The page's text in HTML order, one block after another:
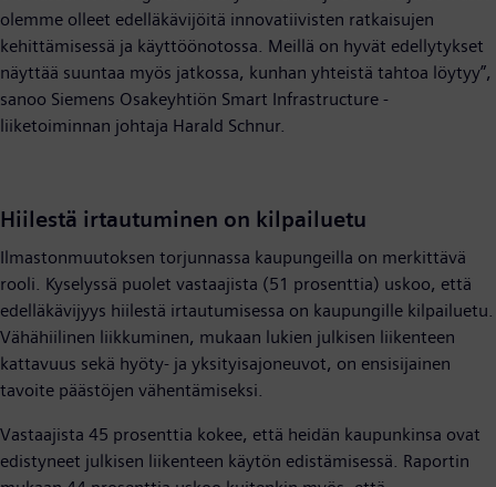
olemme olleet edelläkävijöitä innovatiivisten ratkaisujen
kehittämisessä ja käyttöönotossa. Meillä on hyvät edellytykset
näyttää suuntaa myös jatkossa, kunhan yhteistä tahtoa löytyy”,
sanoo Siemens Osakeyhtiön Smart Infrastructure -
liiketoiminnan johtaja Harald Schnur.
Hiilestä irtautuminen on kilpailuetu
Ilmastonmuutoksen torjunnassa kaupungeilla on merkittävä
rooli. Kyselyssä puolet vastaajista (51 prosenttia) uskoo, että
edelläkävijyys hiilestä irtautumisessa on kaupungille kilpailuetu.
Vähähiilinen liikkuminen, mukaan lukien julkisen liikenteen
kattavuus sekä hyöty- ja yksityisajoneuvot, on ensisijainen
tavoite päästöjen vähentämiseksi.
Vastaajista 45 prosenttia kokee, että heidän kaupunkinsa ovat
edistyneet julkisen liikenteen käytön edistämisessä. Raportin